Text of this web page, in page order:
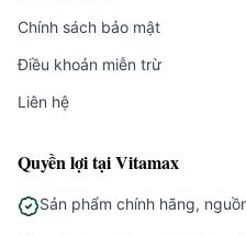
Chính sách bảo mật
Điều khoản miễn trừ
Liên hệ
Quyền lợi tại Vitamax
Sản phẩm chính hãng,